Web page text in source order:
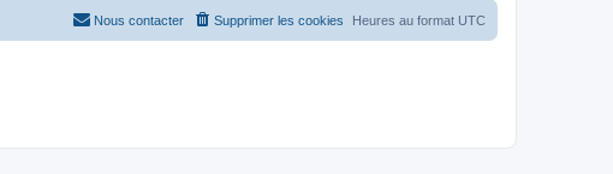
Heures au format UTC
Supprimer les cookies
Nous contacter